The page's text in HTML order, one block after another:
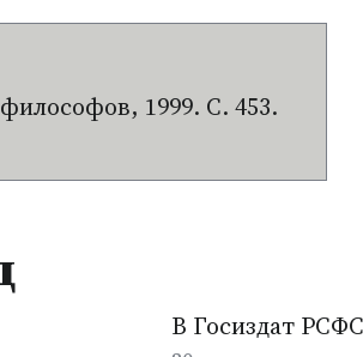
1999. С. 453.
В Госиздат